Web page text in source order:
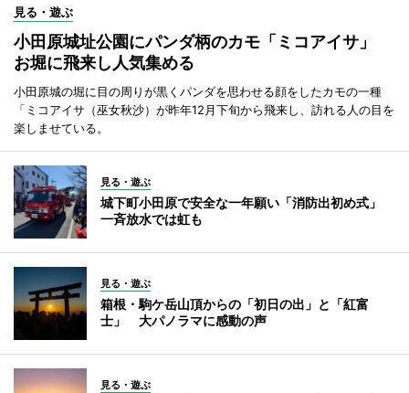
見る・遊ぶ
小田原城址公園にパンダ柄のカモ「ミコアイサ」
お堀に飛来し人気集める
小田原城の堀に目の周りが黒くパンダを思わせる顔をしたカモの一種
「ミコアイサ（巫女秋沙）が昨年12月下旬から飛来し、訪れる人の目を
楽しませている。
見る・遊ぶ
城下町小田原で安全な一年願い「消防出初め式」
一斉放水では虹も
見る・遊ぶ
箱根・駒ケ岳山頂からの「初日の出」と「紅富
士」 大パノラマに感動の声
見る・遊ぶ